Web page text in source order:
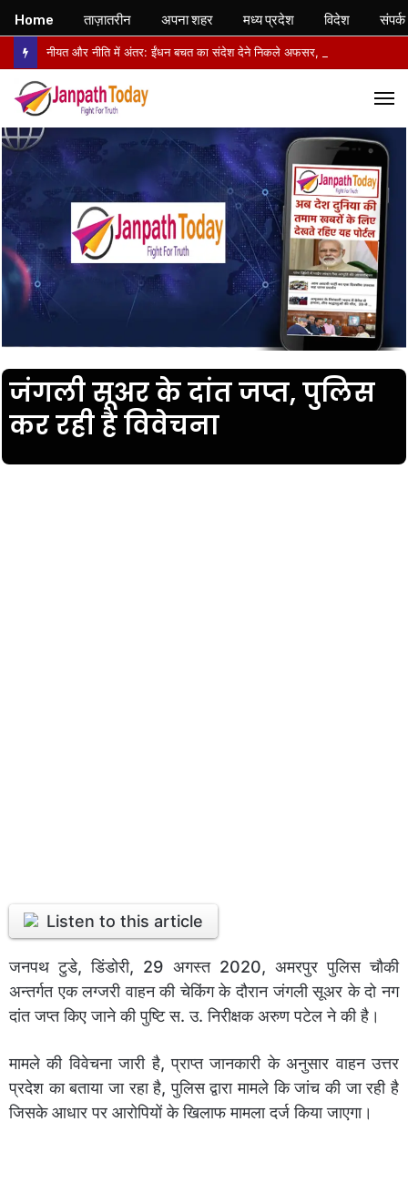
जंगली सूअर के दांत जप्त, पुलिस
कर रही है विवेचना
Listen to this article
जनपथ टुडे, डिंडोरी, 29 अगस्त 2020, अमरपुर पुलिस चौकी
अन्तर्गत एक लग्जरी वाहन की चेकिंग के दौरान जंगली सूअर के दो नग
दांत जप्त किए जाने की पुष्टि स. उ. निरीक्षक अरुण पटेल ने की है।
मामले की विवेचना जारी है, प्राप्त जानकारी के अनुसार वाहन उत्तर
प्रदेश का बताया जा रहा है, पुलिस द्वारा मामले कि जांच की जा रही है
जिसके आधार पर आरोपियों के खिलाफ मामला दर्ज किया जाएगा।
Home ताज़ातरीन अपना शहर मध्य प्रदेश विदेश संपर्क